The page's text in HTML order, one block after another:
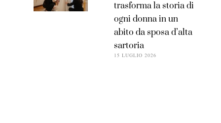
trasforma la storia di
ogni donna in un
abito da sposa d’alta
sartoria
15 LUGLIO 2026